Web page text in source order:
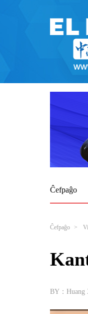
Ĉefpaĝo >
BY：Huang